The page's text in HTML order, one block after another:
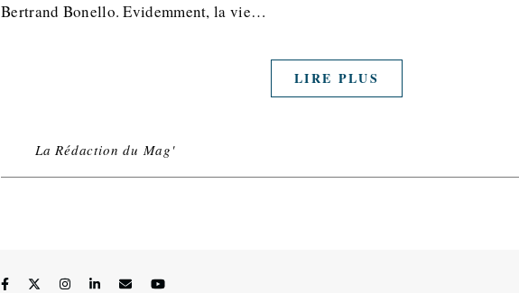
Bertrand Bonello. Evidemment, la vie…
LIRE PLUS
La Rédaction du Mag'